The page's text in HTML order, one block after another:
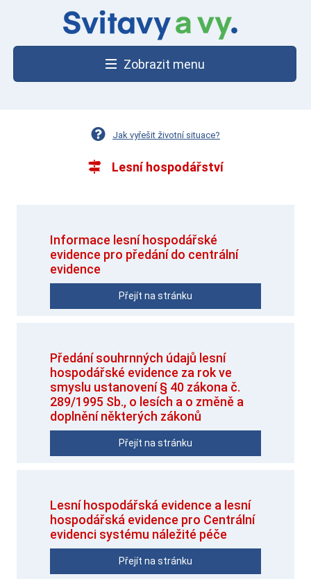
Zobrazit menu
Jak vyřešit životní situace?
Lesní hospodářství
Informace lesní hospodářské
evidence pro předání do centrální
evidence
Přejít na stránku
Předání souhrnných údajů lesní
hospodářské evidence za rok ve
smyslu ustanovení § 40 zákona č.
289/1995 Sb., o lesích a o změně a
doplnění některých zákonů
Přejít na stránku
Lesní hospodářská evidence a lesní
hospodářská evidence pro Centrální
evidenci systému náležité péče
Přejít na stránku